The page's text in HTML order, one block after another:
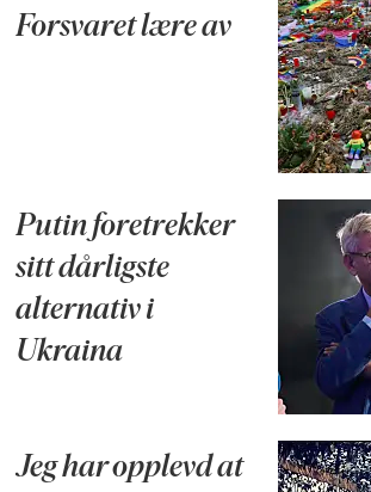
Forsvaret lære av
Putin foretrekker
sitt dårligste
alternativ i
Ukraina
Jeg har opplevd at